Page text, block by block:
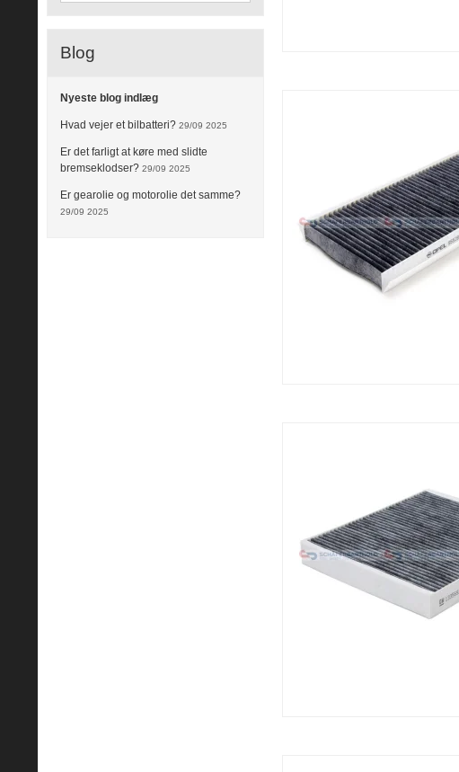
Blog
Nyeste blog indlæg
Hvad vejer et bilbatteri? 29/09 2025
Er det farligt at køre med slidte
bremseklodser? 29/09 2025
Er gearolie og motorolie det samme?
29/09 2025